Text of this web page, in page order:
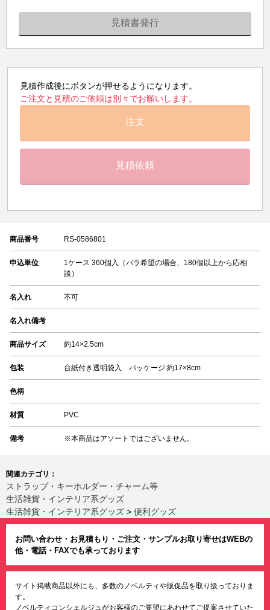
見積書発行
見積作成後にボタンが押せるようになります。
ご注文と見積のご依頼は別々でお願いします。
注文
見積依頼
商品番号 RS-0586801
申込単位
1ケース 360個入（バラ希望の場合、180個以上から応相
談）
名入れ 不可
名入れ備考
商品サイズ 約14×2.5cm
包装 台紙付き透明袋入 パッケージ:約17×8cm
色柄
材質 PVC
備考 ※本商品はアソートではございません。
関連カテゴリ：
ストラップ・キーホルダー・チャーム等
生活雑貨・インテリア系グッズ
生活雑貨・インテリア系グッズ > 便利グッズ
お問い合わせ・お見積もり・ご注文・サンプルお取り寄せはWEBの
他・電話・FAXでも承っております
サイト掲載商品以外にも、多数のノベルティや販促品を取り扱っておりま
す。
ノベルティコンシェルジュがお客様のご要望にあわせてご提案させていた